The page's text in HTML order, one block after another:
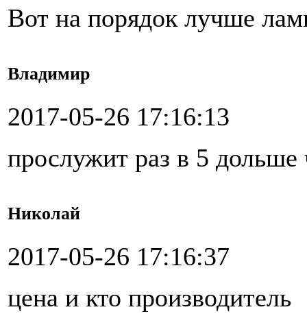
Вот на порядок лучше
Владимир
2017-05-26 17:16:13
прослужит раз в 5 дольше
Николай
2017-05-26 17:16:37
цена и кто производитель